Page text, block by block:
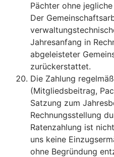
Pächter ohne jegliche
Der
Jahresanfang in
abgeleisteter
zurückerstattet.
Die Zahlung
(Mitgliedsbeitrag,
Satzung zum
Rechnungsstellung
Ratenzahlung ist
uns keine
ohne Begründung